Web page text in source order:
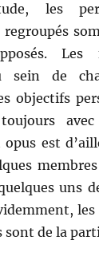
les
Les
de
objectifs
est
uns
sont de la